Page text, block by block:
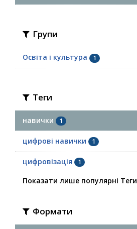
Групи
Освіта і культура 1
Теги
навички 1
цифрові навички 1
цифровізація 1
Показати лише популярні Теги
Формати